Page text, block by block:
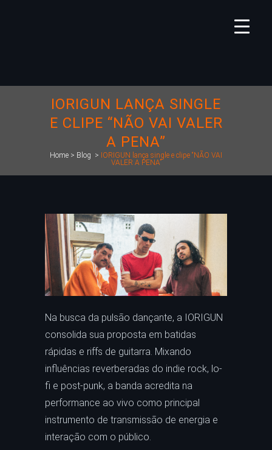
IORIGUN LANÇA SINGLE
E CLIPE “NÃO VAI VALER
A PENA”
Home > Blog > IORIGUN lança single e clipe “NÃO VAI
VALER A PENA”
Na busca da pulsão dançante, a IORIGUN
consolida sua proposta em batidas
rápidas e riffs de guitarra. Mixando
influências reverberadas do indie rock, lo-
fi e post-punk, a banda acredita na
performance ao vivo como principal
instrumento de transmissão de energia e
interação com o público.